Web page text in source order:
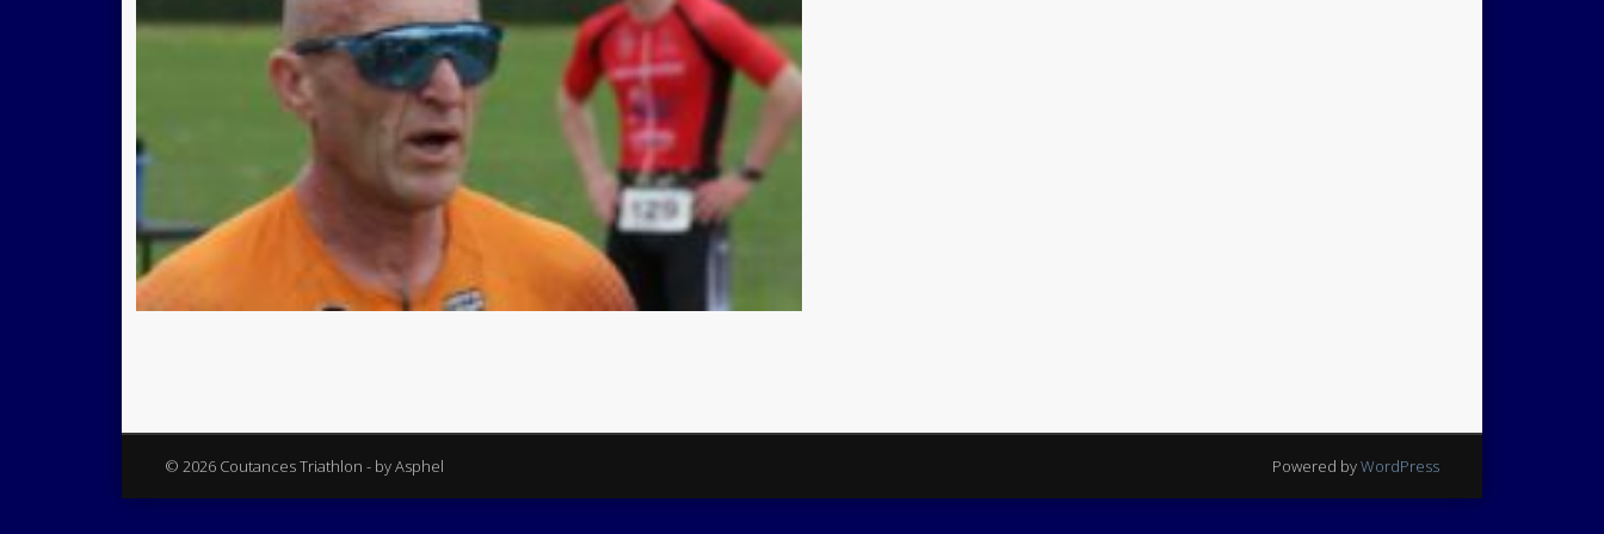
© 2026 Coutances Triathlon - by Asphel Powered byWordPress